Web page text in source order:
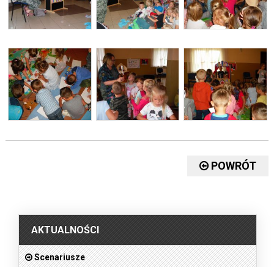
POWRÓT
AKTUALNOŚCI
Scenariusze